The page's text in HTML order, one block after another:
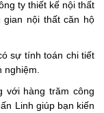
ty thiết kế nội thất
gian nội thất căn hộ
sự tính toán chi tiết
với hàng trăm công
Linh giúp bạn kiến